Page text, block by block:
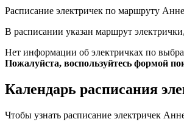
Расписание электричек по маршруту
В расписании указан маршрут
Нет информации об электричках по
Пожалуйста, воспользуйтесь формой
Календарь расписания
Чтобы узнать расписание электричек